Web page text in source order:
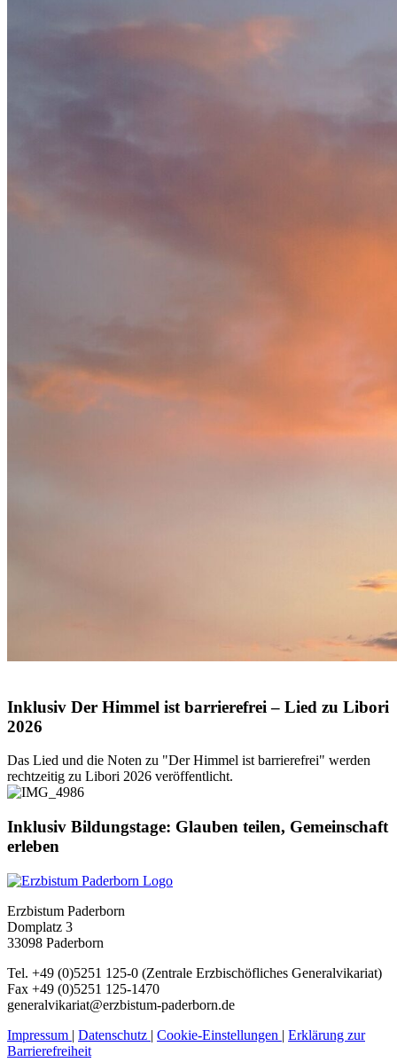
Inklusiv Der Himmel ist barrierefrei– Lied zu Libori
2026
Das Lied und die Noten zu "Der Himmel ist barrierefrei" werden
rechtzeitig zu Libori 2026 veröffentlicht.
Inklusiv Bildungstage: Glauben teilen, Gemeinschaft
erleben
Erzbistum Paderborn
Domplatz 3
33098 Paderborn
Tel. +49 (0)5251 125-0 (Zentrale Erzbischöfliches Generalvikariat)
Fax +49 (0)5251 125-1470
generalvikariat@erzbistum-paderborn.de
Impressum | Datenschutz | Cookie-Einstellungen | Erklärung zur
Barrierefreiheit